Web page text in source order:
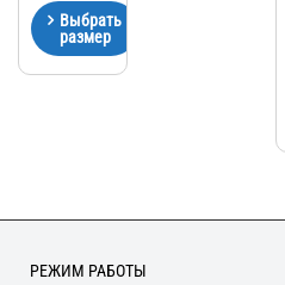
Выбрать
размер
РЕЖИМ РАБОТЫ